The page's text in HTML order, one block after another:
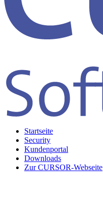
Startseite
Security
Kundenportal
Downloads
Zur CURSOR-Webseite